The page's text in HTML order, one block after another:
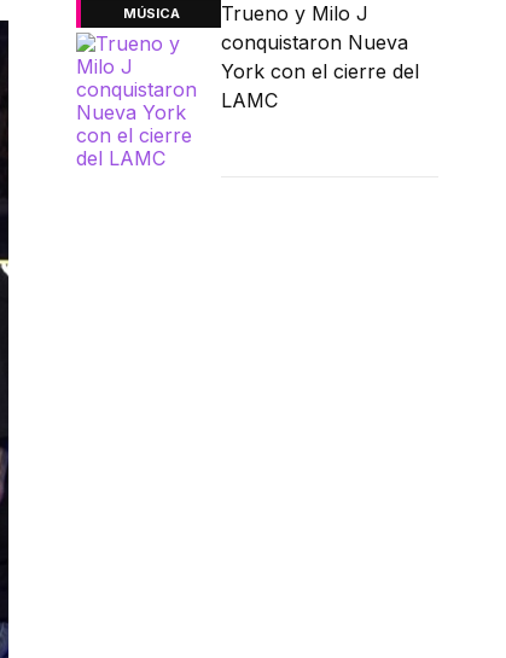
MÚSICA
Trueno y Milo J
conquistaron Nueva
York con el cierre del
LAMC